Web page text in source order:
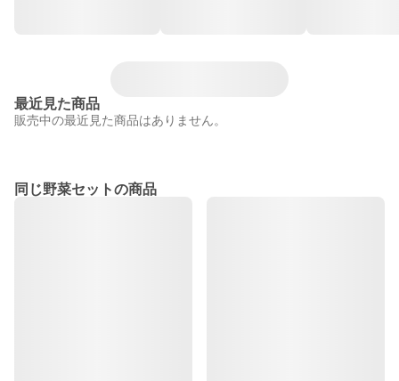
最近見た商品
販売中の最近見た商品はありません。
同じ野菜セットの商品